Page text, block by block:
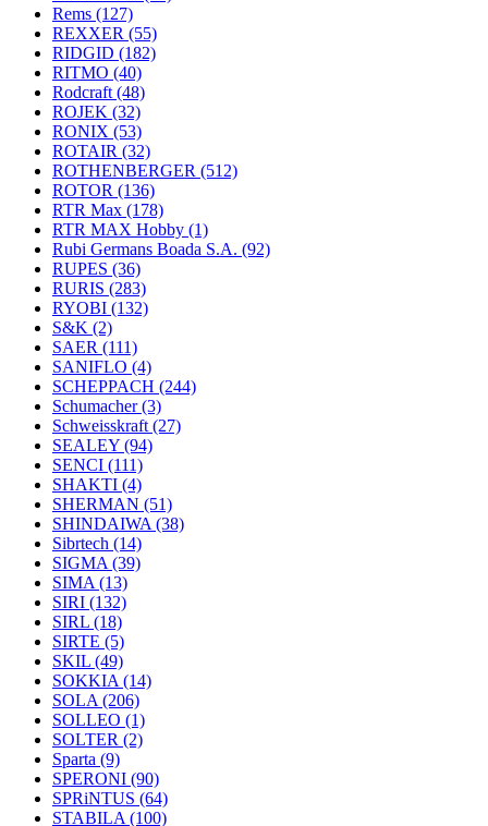
Rems (127)
REXXER (55)
RIDGID (182)
RITMO (40)
Rodcraft (48)
ROJEK (32)
RONIX (53)
ROTAIR (32)
ROTHENBERGER (512)
ROTOR (136)
RTR Max (178)
RTR MAX Hobby (1)
Rubi Germans Boada S.A. (92)
RUPES (36)
RURIS (283)
RYOBI (132)
S&K (2)
SAER (111)
SANIFLO (4)
SCHEPPACH (244)
Schumacher(3)
Schweisskraft (27)
SEALEY (94)
SENCI (111)
SHAKTI (4)
SHERMAN (51)
SHINDAIWA (38)
Sibrtech (14)
SIGMA (39)
SIMA (13)
SIRI (132)
SIRL (18)
SIRTE (5)
SKIL (49)
SOKKIA (14)
SOLA (206)
SOLLEO (1)
SOLTER (2)
Sparta (9)
SPERONI (90)
SPRiNTUS (64)
STABILA (100)